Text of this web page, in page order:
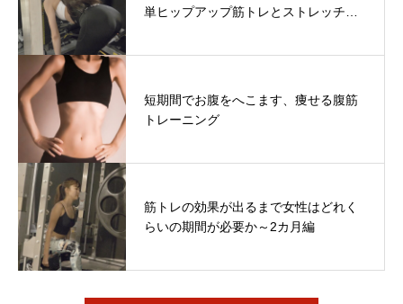
単ヒップアップ筋トレとストレッチ…
短期間でお腹をへこます、痩せる腹筋
トレーニング
筋トレの効果が出るまで女性はどれく
らいの期間が必要か～2カ月編